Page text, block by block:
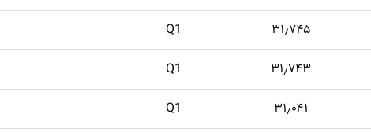
۳۱٫۷۴۵ Q1
۳۱٫۷۴۳ Q1
۳۱٫۰۴۱ Q1